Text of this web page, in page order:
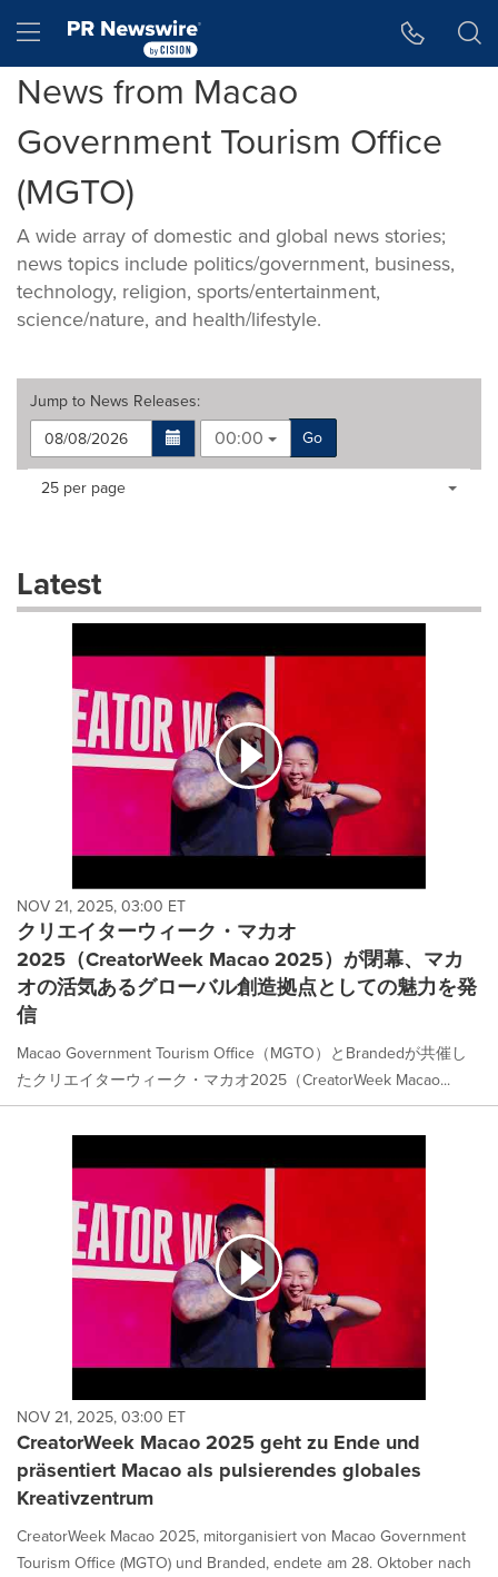
Hamburger menu
News from Macao
Government Tourism Office
(MGTO)
A wide array of domestic and global news stories;
news topics include politics/government, business,
technology, religion, sports/entertainment,
science/nature, and health/lifestyle.
Jump to News Releases:
00:00
Go
Making
dropdown
will
content
change.
update
each
option
selected.
Items per page:
25 per page
Latest
NOV 21, 2025, 03:00 ET
クリエイターウィーク・マカオ
2025（CreatorWeek Macao 2025）が閉幕、マカ
オの活気あるグローバル創造拠点としての魅力を発
信
Macao Government Tourism Office（MGTO）とBrandedが共催し
たクリエイターウィーク・マカオ2025（CreatorWeek Macao...
NOV 21, 2025, 03:00 ET
CreatorWeek Macao 2025 geht zu Ende und
präsentiert Macao als pulsierendes globales
Kreativzentrum
CreatorWeek Macao 2025, mitorganisiert von Macao Government
Tourism Office (MGTO) und Branded, endete am 28. Oktober nach